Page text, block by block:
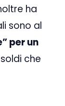
ha
sono al
per un
che